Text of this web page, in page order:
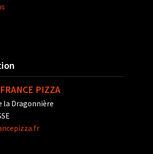
PIZZA
la Dragonnière